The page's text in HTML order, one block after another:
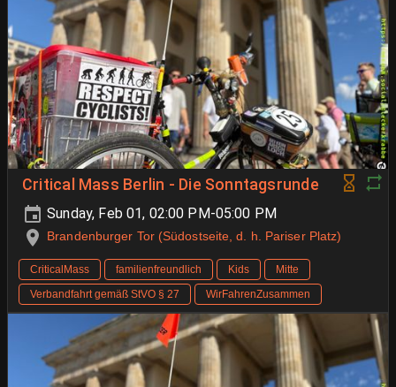
Critical Mass Berlin - Die Sonntagsrunde
Sunday, Feb 01, 02:00 PM-05:00 PM
Brandenburger Tor (Südostseite, d. h. Pariser Platz)
CriticalMass familienfreundlich Kids
Mitte
Verbandfahrt gemäß StVO § 27
WirFahrenZusammen